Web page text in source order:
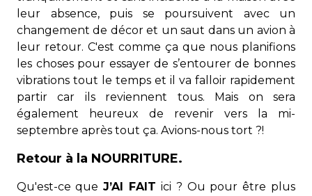
leur absence, puis se poursuivent avec un
changement de décor et un saut dans un avion à
leur retour. C'est comme ça que nous planifions
les choses pour essayer de s’entourer de bonnes
vibrations tout le temps et il va falloir rapidement
partir car ils reviennent tous. Mais on sera
également heureux de revenir vers la mi-
septembre après tout ça. Avions-nous tort ?!
Retour à la NOURRITURE.
Qu'est-ce que J’AI FAIT ici ? Ou pour être plus